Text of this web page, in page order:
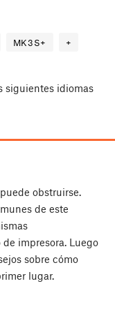
MK3S+ +
siguientes idiomas
obstruirse.
de este
impresora. Luego
sobre cómo
lugar.